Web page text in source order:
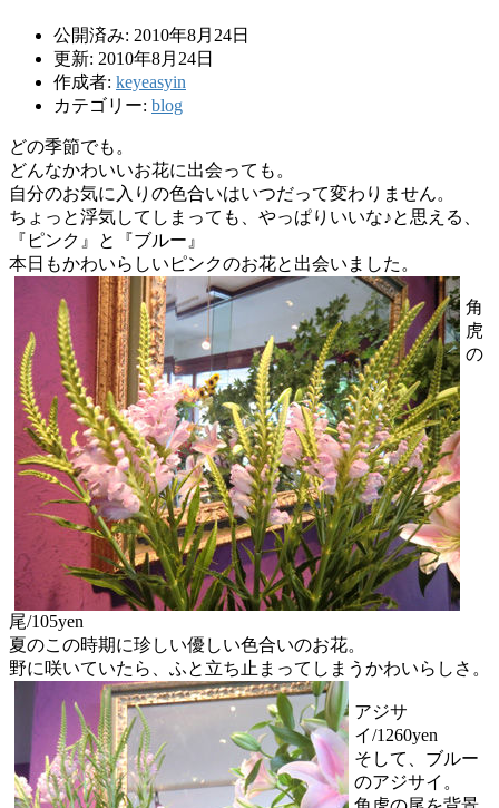
公開済み: 2010年8月24日
更新: 2010年8月24日
作成者: keyeasyin
カテゴリー: blog
どの季節でも。
どんなかわいいお花に出会っても。
自分のお気に入りの色合いはいつだって変わりません。
ちょっと浮気してしまっても、やっぱりいいな♪と思える、
『ピンク』と『ブルー』
本日もかわいらしいピンクのお花と出会いました。
角
虎
の
尾/105yen
夏のこの時期に珍しい優しい色合いのお花。
野に咲いていたら、ふと立ち止まってしまうかわいらしさ。
アジサ
イ/1260yen
そして、ブルー
のアジサイ。